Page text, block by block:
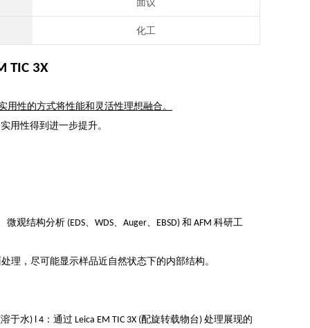
化工
TIC 3X
性的方式将性能和灵活性理想融合。
用性得到进一步提升。
观结构分析 (EDS、WDS、Auger、EBSD) 和 AFM 科研工
理，尽可能显示样品近自然状态下的内部结构。
水) l 4：通过 Leica EM TIC 3X (配旋转载物台) 处理展现的